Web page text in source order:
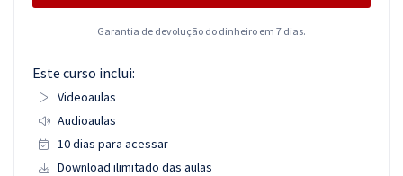
Aprovados
Garantia de devolução do dinheiro em 7 dias.
Este curso inclui:
Videoaulas
Audioaulas
10 dias para acessar
Download ilimitado das aulas